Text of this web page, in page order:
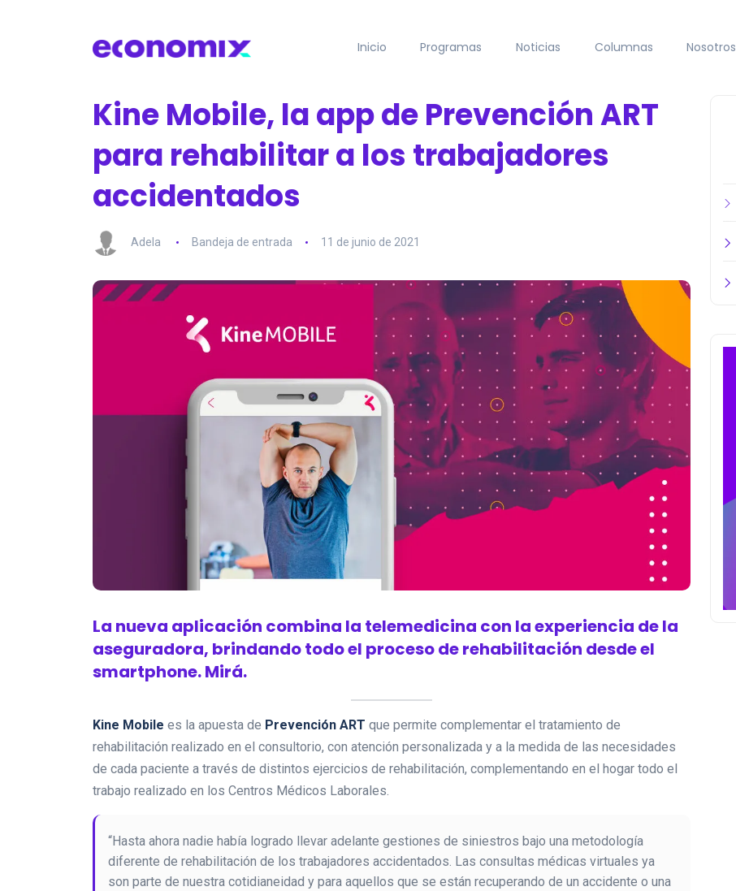
Inicio Programas Noticias Columnas Nosotros
Kine Mobile, la app de Prevención ART
para rehabilitar a los trabajadores
accidentados
Adela Bandeja de entrada 11 de junio de 2021
La nueva aplicación combina la telemedicina con la experiencia de la
aseguradora, brindando todo el proceso de rehabilitación desde el
smartphone. Mirá.
Kine Mobile es la apuesta de Prevención ART que permite complementar el tratamiento de
rehabilitación realizado en el consultorio, con atención personalizada y a la medida de las necesidades
de cada paciente a través de distintos ejercicios de rehabilitación, complementando en el hogar todo el
trabajo realizado en los Centros Médicos Laborales.
“Hasta ahora nadie había logrado llevar adelante gestiones de siniestros bajo una metodología
diferente de rehabilitación de los trabajadores accidentados. Las consultas médicas virtuales ya
son parte de nuestra cotidianeidad y para aquellos que se están recuperando de un accidente o una